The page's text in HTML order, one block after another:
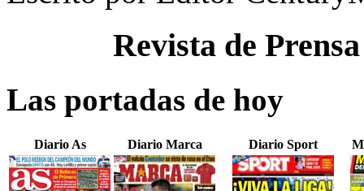
Revista de
Las portadas de hoy
Diario As Diario Marca Diario Sport